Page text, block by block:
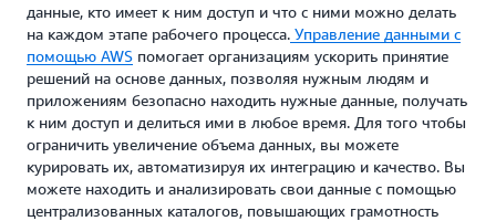
данные, кто имеет к ним доступ и что с ними можно делать
на каждом этапе рабочего процесса. Управление данными с
помощью AWS помогает организациям ускорить принятие
решений на основе данных, позволяя нужным людям и
приложениям безопасно находить нужные данные, получать
к ним доступ и делиться ими в любое время. Для того чтобы
ограничить увеличение объема данных, вы можете
курировать их, автоматизируя их интеграцию и качество. Вы
можете находить и анализировать свои данные с помощью
централизованных каталогов, повышающих грамотность